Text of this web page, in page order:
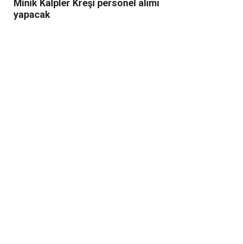
Minik Kalpler Kreşi personel alımı
yapacak